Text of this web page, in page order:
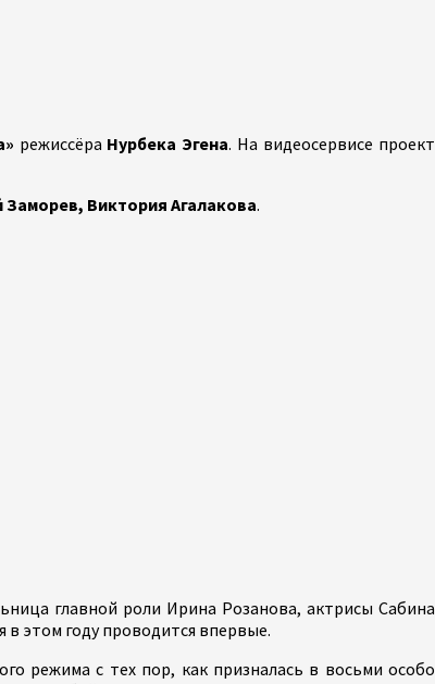
режиссёра Нурбека Эгена. На видеосервисе проект
Виктория Агалакова.
главной роли Ирина Розанова, актрисы Сабина
этом году проводится впервые.
режима с тех пор, как призналась в восьми особо